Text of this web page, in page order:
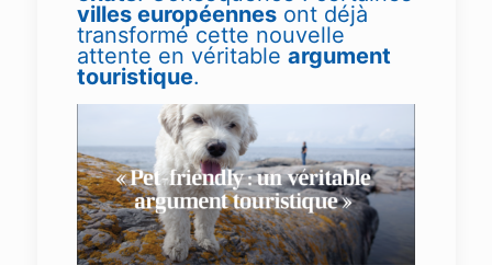
villes européennesont déjà
transformé cette nouvelle
attente en véritable argument
touristique.